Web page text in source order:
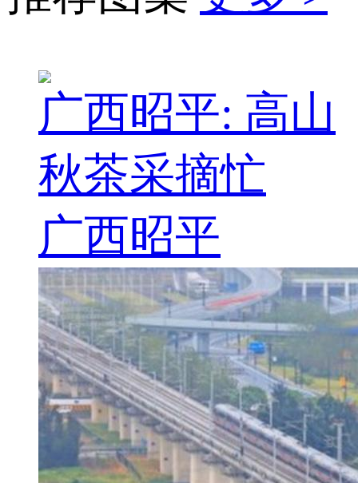
广西昭平: 高山
秋茶采摘忙
广西昭平